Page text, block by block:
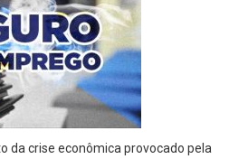
da crise econômica provocado pela